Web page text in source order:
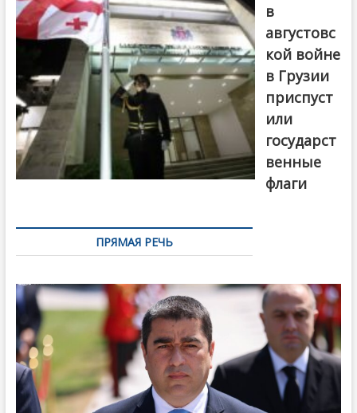
в
августовс
кой войне
в Грузии
приспуст
или
государст
венные
флаги
ПРЯМАЯ РЕЧЬ